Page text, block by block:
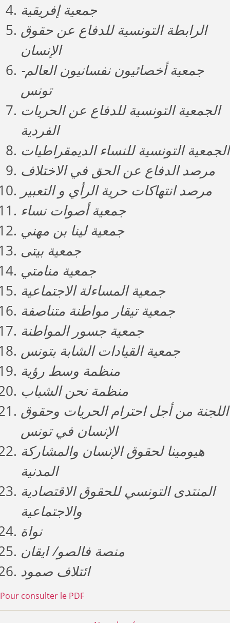
جمعية إفريقية
الرابطة التونسية للدفاع عن حقوق
الإنسان
جمعية أخصائيون نفسانيون العالم-
تونس
الجمعية التونسية للدفاع عن الحريات
الفردية
الجمعية التونسية للنساء الديمقراطيات
مرصد الدفاع عن الحق في الاختلاف
مرصد انتهاكات حرية الرأي و التعبير
جمعية أصوات نساء
جمعية لينا بن مهني
جمعية بيتى
جمعية منامتي
جمعية المساءلة الاجتماعية
جمعية تيقار مواطنة متناصفة
جمعية جسور المواطنة
جمعية القيادات الشابة بتونس
منظمة وسط رؤية
منظمة نحن الشباب
اللجنة من أجل احترام الحريات وحقوق
الإنسان في تونس
هيومينا لحقوق الإنسان والمشاركة
المدنية
المنتدى التونسي للحقوق الاقتصادية
والاجتماعية
نواة
منصة فالصو/ ايقان
ائتلاف صمود
Pour consulter le PDF